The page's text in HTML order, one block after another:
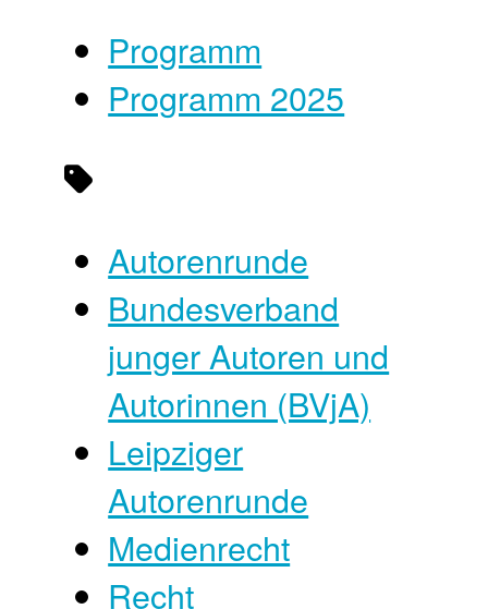
Programm
Programm 2025
Autorenrunde
Bundesverband
junger Autoren und
Autorinnen (BVjA)
Leipziger
Autorenrunde
Medienrecht
Recht